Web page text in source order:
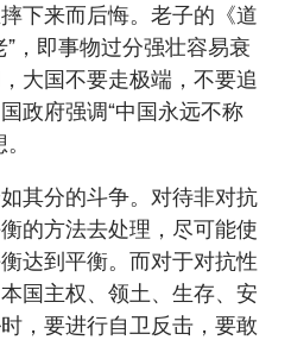
下来而后悔。老子的《道
，即事物过分强壮容易衰
大国不要走极端，不要追
政府强调“中国永远不称
其分的斗争。对待非对抗
的方法去处理，尽可能使
达到平衡。而对于对抗性
国主权、领土、生存、安
，要进行自卫反击，要敢